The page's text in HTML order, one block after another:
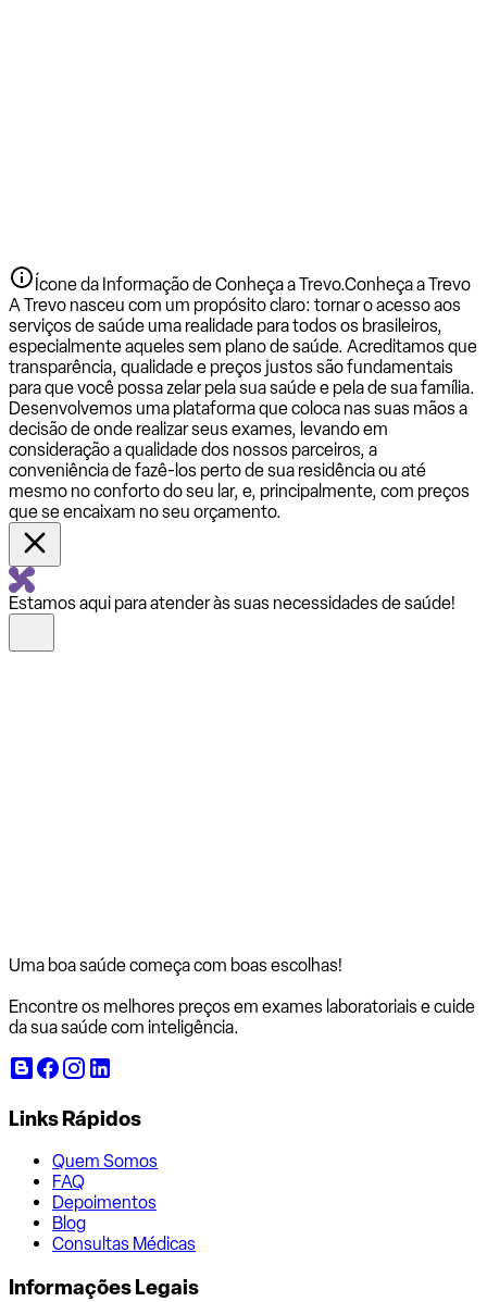
Ícone da Informação de Conheça a Trevo.Conheça a Trevo
A Trevo nasceu com um propósito claro: tornar o acesso aos
serviços de saúde uma realidade para todos os brasileiros,
especialmente aqueles sem plano de saúde. Acreditamos que
transparência, qualidade e preços justos são fundamentais
para que você possa zelar pela sua saúde e pela de sua família.
Desenvolvemos uma plataforma que coloca nas suas mãos a
decisão de onde realizar seus exames, levando em
consideração a qualidade dos nossos parceiros, a
conveniência de fazê-los perto de sua residência ou até
mesmo no conforto do seu lar, e, principalmente, com preços
que se encaixam no seu orçamento.
Estamos aqui para atender às suas necessidades de saúde!
Uma boa saúde começa com boas escolhas!
Encontre os melhores preços em exames laboratoriais e cuide
da sua saúde com inteligência.
Links Rápidos
Quem Somos
FAQ
Depoimentos
Blog
Consultas Médicas
Informações Legais